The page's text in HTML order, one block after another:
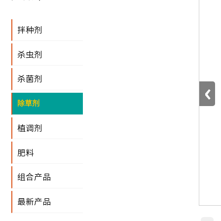
拌种剂
杀虫剂
杀菌剂
除草剂
植调剂
肥料
组合产品
最新产品
‹